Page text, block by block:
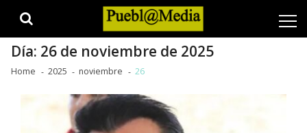
Día: 26 de noviembre de 2025
Home 2025 noviembre 26